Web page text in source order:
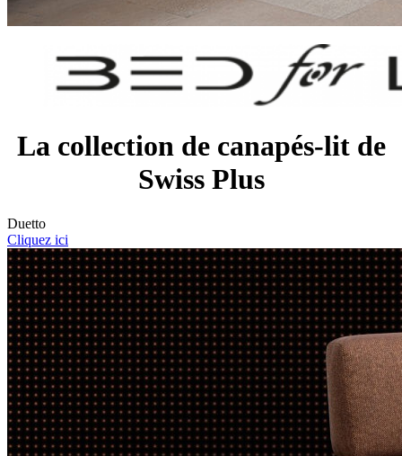
La collection de canapés-lit de
Swiss Plus
Duetto
Cliquez ici